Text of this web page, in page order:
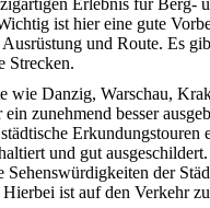
Erlebnis für Berg-
ist hier eine gute
und Route. Es
Strecken.
wie Danzig, Warschau,
zunehmend besser
Erkundungstouren
und gut
der
ist auf den Verkehr